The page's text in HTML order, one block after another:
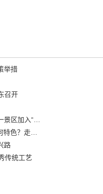
举措
召开
路
传统工艺